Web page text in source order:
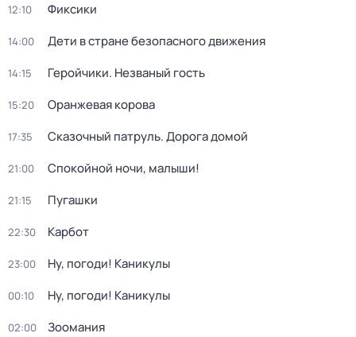
12:10 Фиксики
14:00 Дети в стране безопасного движения
14:15 Геройчики. Незваный гость
15:20 Оранжевая корова
17:35 Сказочный патруль. Дорога домой
21:00 Спокойной ночи, малыши!
21:15 Пугашки
22:30 Карбот
23:00 Ну, погоди! Каникулы
00:10 Ну, погоди! Каникулы
02:00 Зоомания